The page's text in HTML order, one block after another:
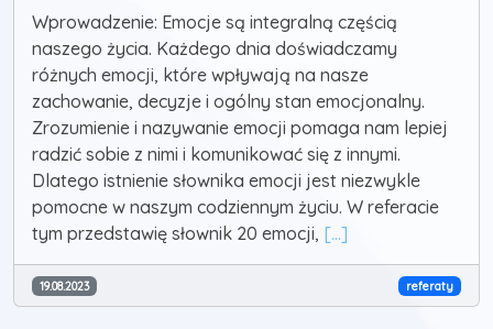
Wprowadzenie: Emocje są integralną częścią
naszego życia. Każdego dnia doświadczamy
różnych emocji, które wpływają na nasze
zachowanie, decyzje i ogólny stan emocjonalny.
Zrozumienie i nazywanie emocji pomaga nam lepiej
radzić sobie z nimi i komunikować się z innymi.
Dlatego istnienie słownika emocji jest niezwykle
pomocne w naszym codziennym życiu. W referacie
tym przedstawię słownik 20 emocji, [...]
19.08.2023 referaty